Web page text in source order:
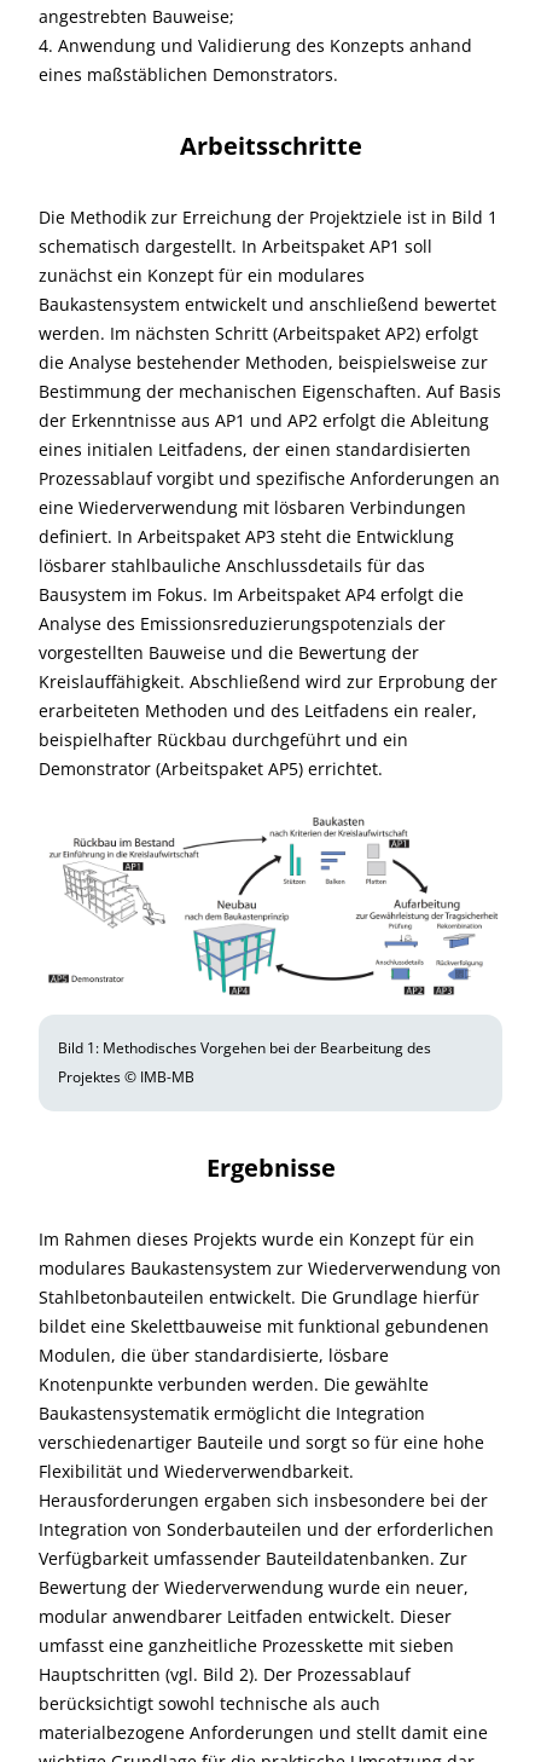
angestrebten Bauweise;
4. Anwendung und Validierung des Konzepts anhand
eines maßstäblichen Demonstrators.
Arbeitsschritte
Die Methodik zur Erreichung der Projektziele ist in Bild 1
schematisch dargestellt. In Arbeitspaket AP1 soll
zunächst ein Konzept für ein modulares
Baukastensystem entwickelt und anschließend bewertet
werden. Im nächsten Schritt (Arbeitspaket AP2) erfolgt
die Analyse bestehender Methoden, beispielsweise zur
Bestimmung der mechanischen Eigenschaften. Auf Basis
der Erkenntnisse aus AP1 und AP2 erfolgt die Ableitung
eines initialen Leitfadens, der einen standardisierten
Prozessablauf vorgibt und spezifische Anforderungen an
eine Wiederverwendung mit lösbaren Verbindungen
definiert. In Arbeitspaket AP3 steht die Entwicklung
lösbarer stahlbauliche Anschlussdetails für das
Bausystem im Fokus. Im Arbeitspaket AP4 erfolgt die
Analyse des Emissionsreduzierungspotenzials der
vorgestellten Bauweise und die Bewertung der
Kreislauffähigkeit. Abschließend wird zur Erprobung der
erarbeiteten Methoden und des Leitfadens ein realer,
beispielhafter Rückbau durchgeführt und ein
Demonstrator (Arbeitspaket AP5) errichtet.
Bild 1: Methodisches Vorgehen bei der Bearbeitung des
Projektes © IMB-MB
Ergebnisse
Im Rahmen dieses Projekts wurde ein Konzept für ein
modulares Baukastensystem zur Wiederverwendung von
Stahlbetonbauteilen entwickelt. Die Grundlage hierfür
bildet eine Skelettbauweise mit funktional gebundenen
Modulen, die über standardisierte, lösbare
Knotenpunkte verbunden werden. Die gewählte
Baukastensystematik ermöglicht die Integration
verschiedenartiger Bauteile und sorgt so für eine hohe
Flexibilität und Wiederverwendbarkeit.
Herausforderungen ergaben sich insbesondere bei der
Integration von Sonderbauteilen und der erforderlichen
Verfügbarkeit umfassender Bauteildatenbanken. Zur
Bewertung der Wiederverwendung wurde ein neuer,
modular anwendbarer Leitfaden entwickelt. Dieser
umfasst eine ganzheitliche Prozesskette mit sieben
Hauptschritten (vgl. Bild 2). Der Prozessablauf
berücksichtigt sowohl technische als auch
materialbezogene Anforderungen und stellt damit eine